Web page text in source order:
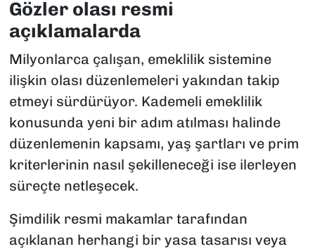
Gözler olası resmi
açıklamalarda
Milyonlarca çalışan, emeklilik sistemine
ilişkin olası düzenlemeleri yakından takip
etmeyi sürdürüyor. Kademeli emeklilik
konusunda yeni bir adım atılması halinde
düzenlemenin kapsamı, yaş şartları ve prim
kriterlerinin nasıl şekilleneceği ise ilerleyen
süreçte netleşecek.
Şimdilik resmi makamlar tarafından
açıklanan herhangi bir yasa tasarısı veya